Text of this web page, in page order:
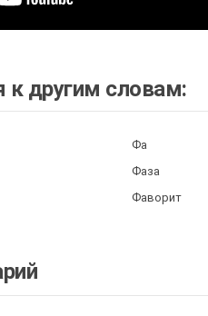
к другим словам:
Фа
Фаза
Фаворит